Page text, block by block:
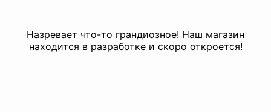
Назревает что-то грандиозное! Наш магазин
находится в разработке и скоро откроется!